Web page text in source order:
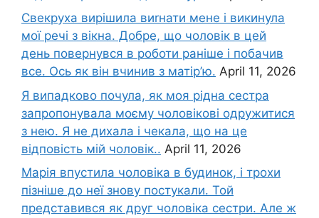
Свекруха вирішила виrнати мене і викинула
мої речі з вікна. Добре, що чоловік в цей
день повернувся в роботи раніше і побачив
все. Ось як він вчинив з матір’ю. April 11, 2026
Я випадково почула, як моя рідна сестра
запропонувала моєму чоловікові одружитися
з нею. Я не дихала і чекала, що на це
відповість мій чоловік.. April 11, 2026
Марія впустила чоловіка в будинок, і трохи
пізніше до неї знову постукали. Той
представився як друг чоловіка сестри. Але ж